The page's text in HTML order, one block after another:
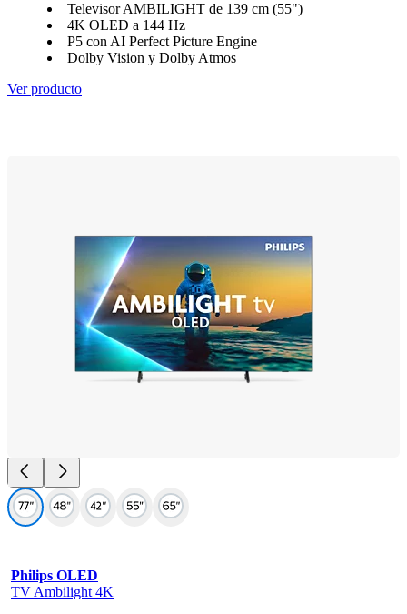
Televisor AMBILIGHT de 139 cm (55")
4K OLED a 144 Hz
P5 con AI Perfect Picture Engine
Dolby Vision y Dolby Atmos
Ver producto
Philips OLED
TV Ambilight 4K